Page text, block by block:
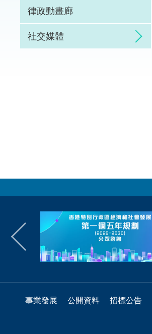
律政動畫廊
社交媒體
事業發展 公開資料 招標公告